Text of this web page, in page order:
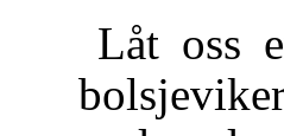
Låt oss